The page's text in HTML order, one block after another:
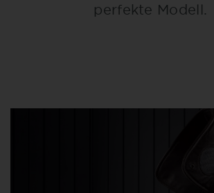
perfekte Modell.